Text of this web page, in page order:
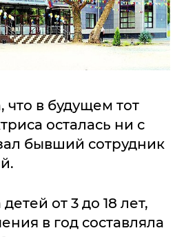
в будущем тот
осталась ни с
бывший сотрудник
от 3 до 18 лет,
в год составляла